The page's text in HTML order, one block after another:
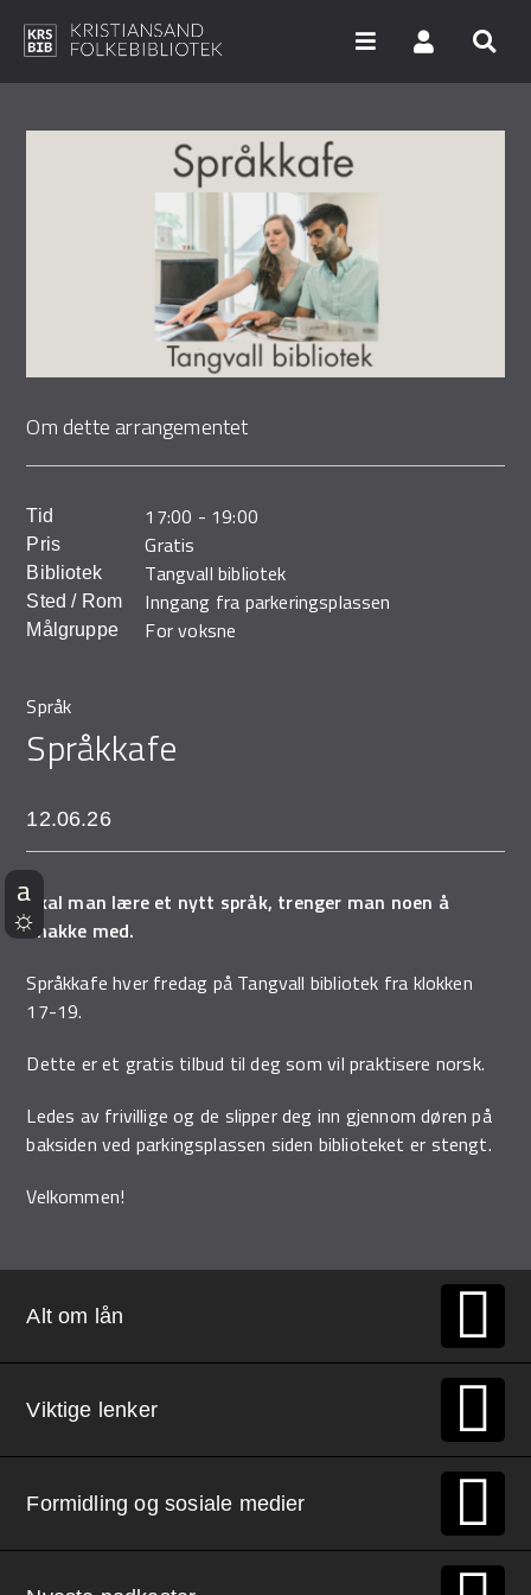
Arrangementer
Bibliotekene
Nyheter
UNG
Søk i våre databaser
Om dette arrangementet
Tid 17:00 - 19:00
Pris Gratis
Bibliotek Tangvall bibliotek
Sted / Rom Inngang fra parkeringsplassen
Målgruppe For voksne
Språk
Språkkafe
12.06.26
Skal man lære et nytt språk, trenger man noen å
snakke med.
Språkkafe hver fredag på Tangvall bibliotek fra klokken
17-19.
Dette er et gratis tilbud til deg som vil praktisere norsk.
Ledes av frivillige og de slipper deg inn gjennom døren på
baksiden ved parkingsplassen siden biblioteket er stengt.
Velkommen!
Alt om lån
Viktige lenker
Formidling og sosiale medier